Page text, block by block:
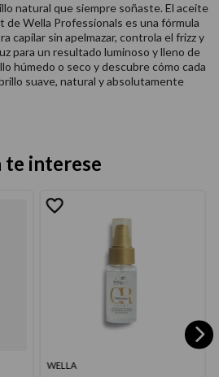
natural que siempre soñaste. El aceite
Wella Professionals es una fórmula
capilar sin apelmazar, controla el frizz y
para un resultado luminoso y lleno de
húmedo o seco y descubre cómo cada
suave, natural y absolutamente
te interese
WELLA